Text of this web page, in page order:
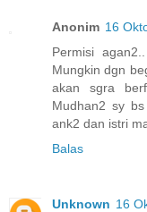
Anonim 16
Permisi
Mungkin dgn
akan sgra
Mudhan2 sy
ank2 dan istri
Balas
Unknown 16